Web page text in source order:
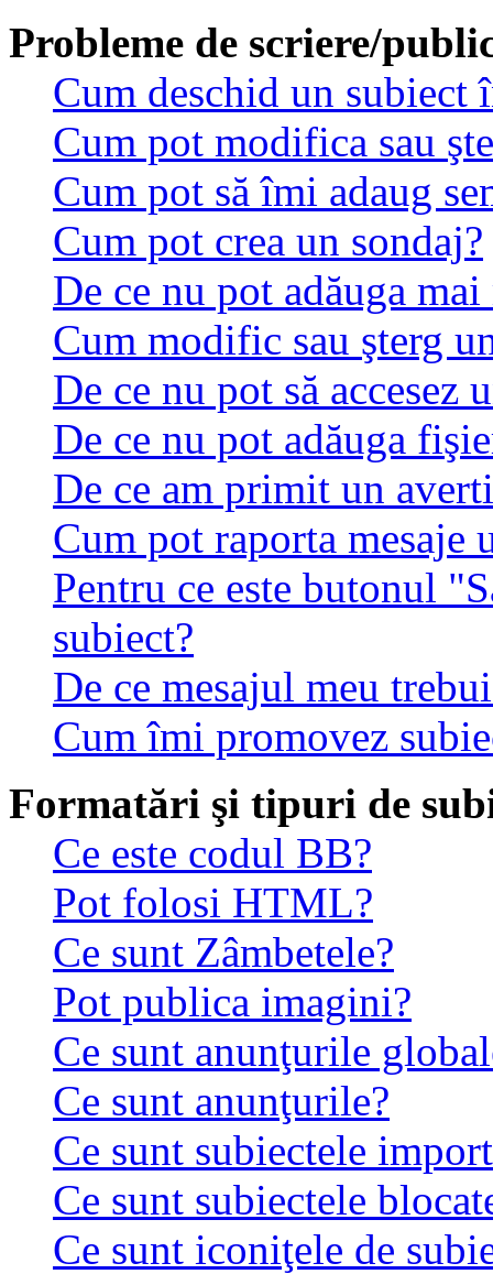
Probleme de scriere/
Cum deschid un subiect
Cum pot modifica sau
Cum pot să îmi adaug
Cum pot crea un sondaj?
De ce nu pot adăuga
Cum modific sau şterg
De ce nu pot să accesez
De ce nu pot adăuga
De ce am primit un
Cum pot raporta mesaje
Pentru ce este butonul
subiect?
De ce mesajul meu
Cum îmi promovez
Formatări şi tipuri de
Ce este codul BB?
Pot folosi HTML?
Ce sunt Zâmbetele?
Pot publica imagini?
Ce sunt anunţurile
Ce sunt anunţurile?
Ce sunt subiectele
Ce sunt subiectele
Ce sunt iconiţele de